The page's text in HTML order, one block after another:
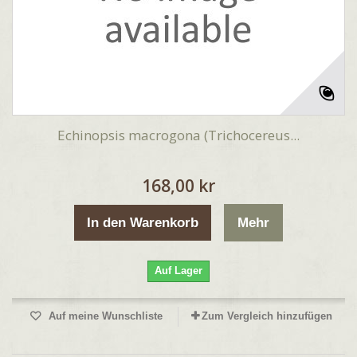
Echinopsis macrogona (Trichocereus...
168,00 kr
In den Warenkorb Mehr
Auf Lager
Auf meine Wunschliste Zum Vergleich hinzufügen